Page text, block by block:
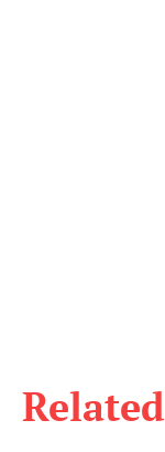
Related